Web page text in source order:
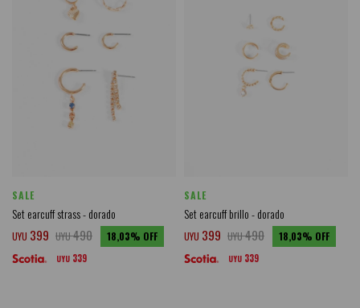
SALE
Set earcuff strass - dorado
UYU 399 UYU490 18,03
UYU 339
SALE
Set earcuff brillo - dorado
UYU 399 UYU490 18,03
UYU 339